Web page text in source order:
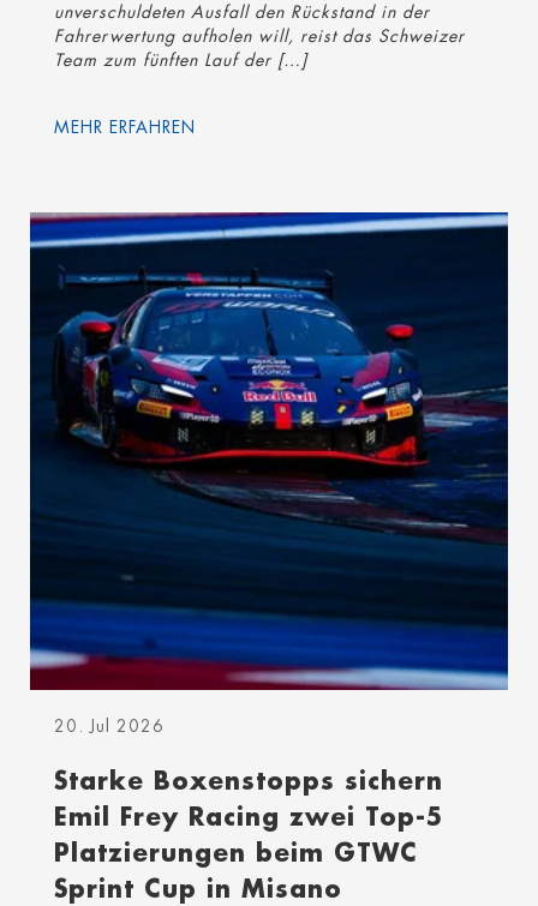
unverschuldeten Ausfall den Rückstand in der
Fahrerwertung aufholen will, reist das Schweizer
Team zum fünften Lauf der […]
MEHR ERFAHREN
20. Jul 2026
Starke Boxenstopps sichern
Emil Frey Racing zwei Top-5
Platzierungen beim GTWC
Sprint Cup in Misano